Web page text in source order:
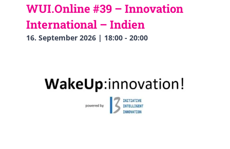
WUI.Online #39 – Innovation
International – Indien
16. September 2026 | 18:00 - 20:00